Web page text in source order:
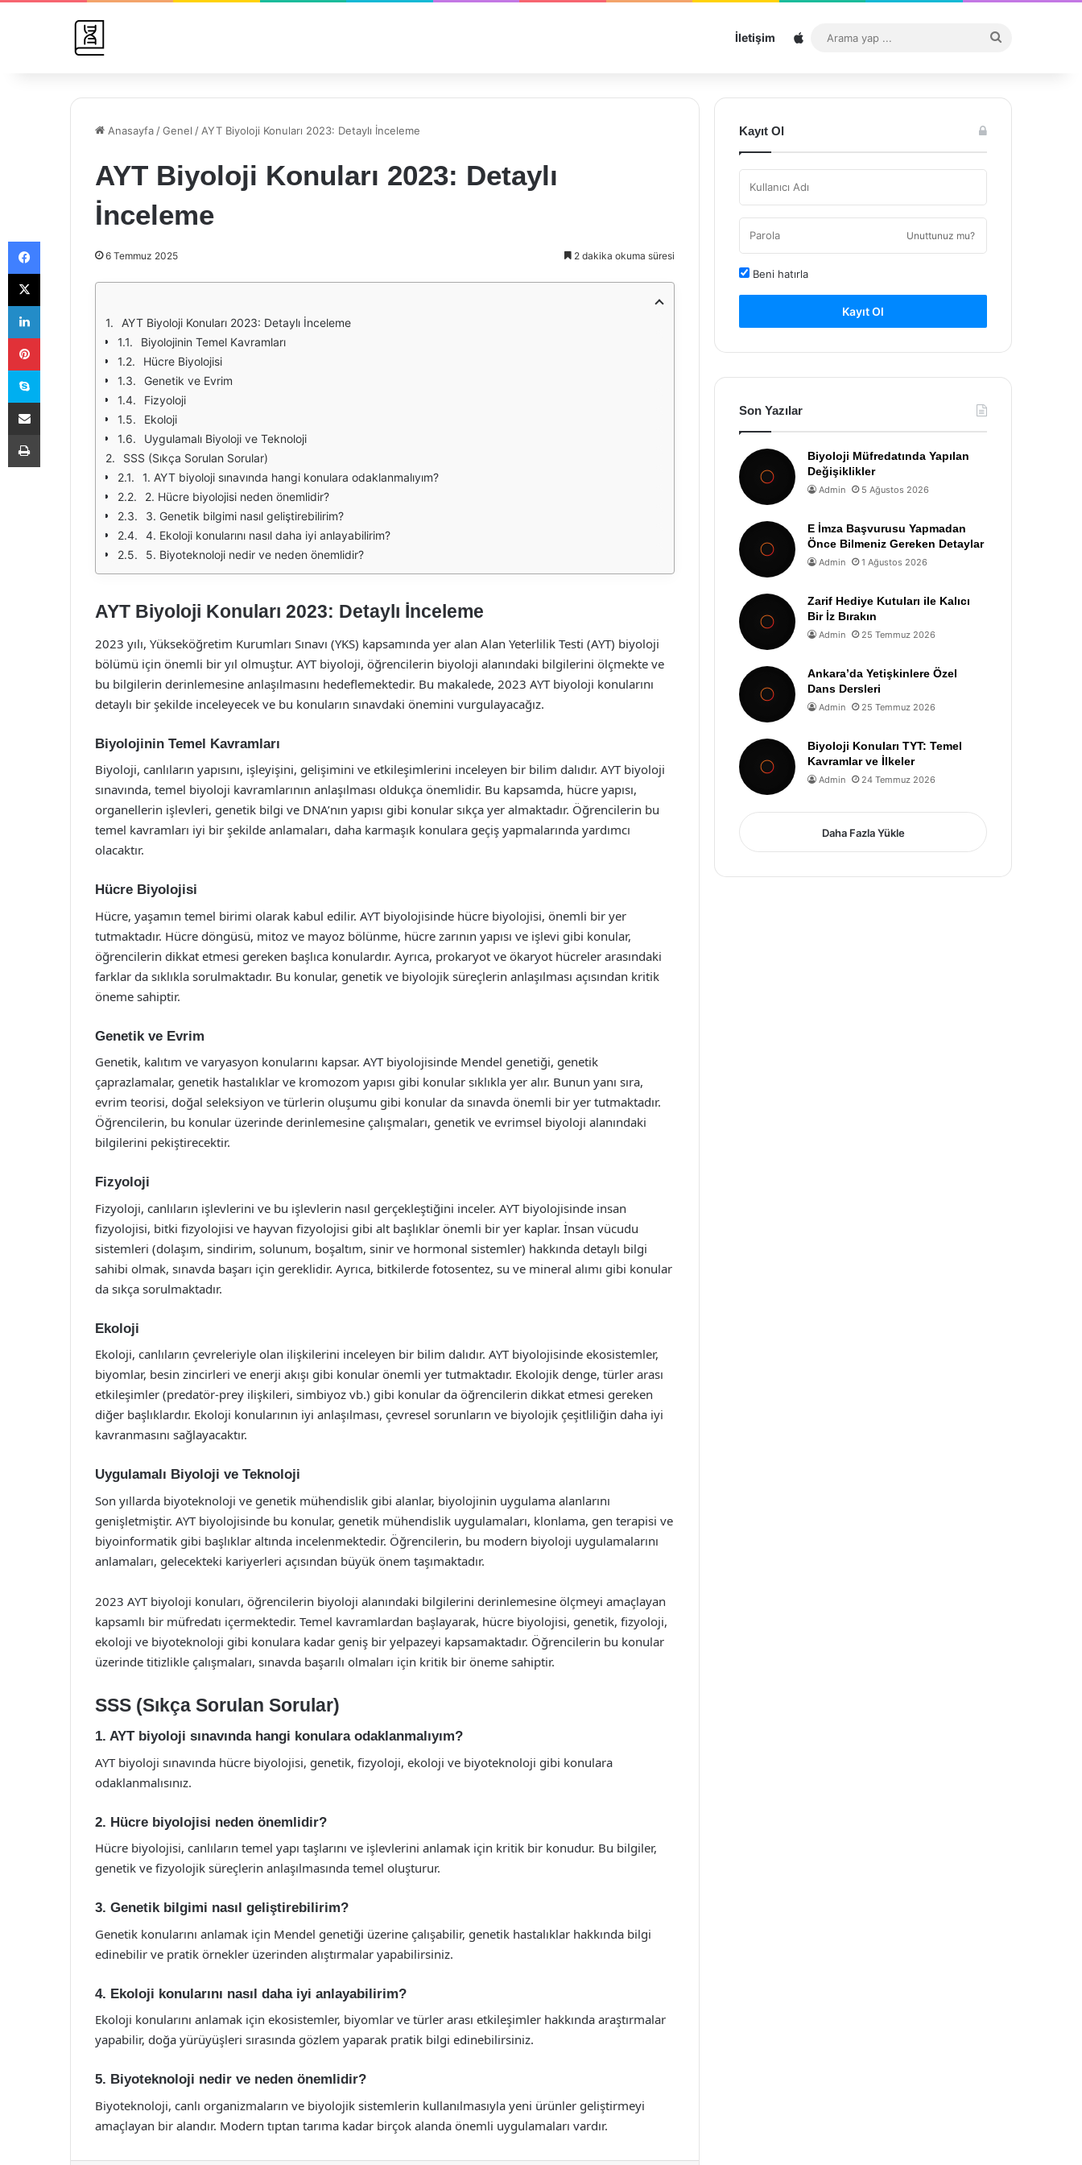
İletişim Sitemap
...
Anasayfa /Genel / AYT Biyoloji Konuları 2023: Detaylı İnceleme
AYT Biyoloji Konuları 2023: Detaylı
İnceleme
6 Temmuz 2025 2 dakika okuma süresi
AYT Biyoloji Konuları 2023: Detaylı İnceleme
Biyolojinin Temel Kavramları
Hücre Biyolojisi
Genetik ve Evrim
Fizyoloji
Ekoloji
Uygulamalı Biyoloji ve Teknoloji
SSS (Sıkça Sorulan Sorular)
1. AYT biyoloji sınavında hangi konulara odaklanmalıyım?
2. Hücre biyolojisi neden önemlidir?
3. Genetik bilgimi nasıl geliştirebilirim?
4. Ekoloji konularını nasıl daha iyi anlayabilirim?
5. Biyoteknoloji nedir ve neden önemlidir?
AYT Biyoloji Konuları 2023: Detaylı İnceleme
2023 yılı, Yükseköğretim Kurumları Sınavı (YKS) kapsamında yer alan Alan Yeterlilik Testi (AYT) biyoloji
bölümü için önemli bir yıl olmuştur. AYT biyoloji, öğrencilerin biyoloji alanındaki bilgilerini ölçmekte ve
bu bilgilerin derinlemesine anlaşılmasını hedeflemektedir. Bu makalede, 2023 AYT biyoloji konularını
detaylı bir şekilde inceleyecek ve bu konuların sınavdaki önemini vurgulayacağız.
Biyolojinin Temel Kavramları
Biyoloji, canlıların yapısını, işleyişini, gelişimini ve etkileşimlerini inceleyen bir bilim dalıdır. AYT biyoloji
sınavında, temel biyoloji kavramlarının anlaşılması oldukça önemlidir. Bu kapsamda, hücre yapısı,
organellerin işlevleri, genetik bilgi ve DNA’nın yapısı gibi konular sıkça yer almaktadır. Öğrencilerin bu
temel kavramları iyi bir şekilde anlamaları, daha karmaşık konulara geçiş yapmalarında yardımcı
olacaktır.
Hücre Biyolojisi
Hücre, yaşamın temel birimi olarak kabul edilir. AYT biyolojisinde hücre biyolojisi, önemli bir yer
tutmaktadır. Hücre döngüsü, mitoz ve mayoz bölünme, hücre zarının yapısı ve işlevi gibi konular,
öğrencilerin dikkat etmesi gereken başlıca konulardır. Ayrıca, prokaryot ve ökaryot hücreler arasındaki
farklar da sıklıkla sorulmaktadır. Bu konular, genetik ve biyolojik süreçlerin anlaşılması açısından kritik
öneme sahiptir.
Genetik ve Evrim
Genetik, kalıtım ve varyasyon konularını kapsar. AYT biyolojisinde Mendel genetiği, genetik
çaprazlamalar, genetik hastalıklar ve kromozom yapısı gibi konular sıklıkla yer alır. Bunun yanı sıra,
evrim teorisi, doğal seleksiyon ve türlerin oluşumu gibi konular da sınavda önemli bir yer tutmaktadır.
Öğrencilerin, bu konular üzerinde derinlemesine çalışmaları, genetik ve evrimsel biyoloji alanındaki
bilgilerini pekiştirecektir.
Fizyoloji
Fizyoloji, canlıların işlevlerini ve bu işlevlerin nasıl gerçekleştiğini inceler. AYT biyolojisinde insan
fizyolojisi, bitki fizyolojisi ve hayvan fizyolojisi gibi alt başlıklar önemli bir yer kaplar. İnsan vücudu
sistemleri (dolaşım, sindirim, solunum, boşaltım, sinir ve hormonal sistemler) hakkında detaylı bilgi
sahibi olmak, sınavda başarı için gereklidir. Ayrıca, bitkilerde fotosentez, su ve mineral alımı gibi konular
da sıkça sorulmaktadır.
Ekoloji
Ekoloji, canlıların çevreleriyle olan ilişkilerini inceleyen bir bilim dalıdır. AYT biyolojisinde ekosistemler,
biyomlar, besin zincirleri ve enerji akışı gibi konular önemli yer tutmaktadır. Ekolojik denge, türler arası
etkileşimler (predatör-prey ilişkileri, simbiyoz vb.) gibi konular da öğrencilerin dikkat etmesi gereken
diğer başlıklardır. Ekoloji konularının iyi anlaşılması, çevresel sorunların ve biyolojik çeşitliliğin daha iyi
kavranmasını sağlayacaktır.
Uygulamalı Biyoloji ve Teknoloji
Son yıllarda biyoteknoloji ve genetik mühendislik gibi alanlar, biyolojinin uygulama alanlarını
genişletmiştir. AYT biyolojisinde bu konular, genetik mühendislik uygulamaları, klonlama, gen terapisi ve
biyoinformatik gibi başlıklar altında incelenmektedir. Öğrencilerin, bu modern biyoloji uygulamalarını
anlamaları, gelecekteki kariyerleri açısından büyük önem taşımaktadır.
2023 AYT biyoloji konuları, öğrencilerin biyoloji alanındaki bilgilerini derinlemesine ölçmeyi amaçlayan
kapsamlı bir müfredatı içermektedir. Temel kavramlardan başlayarak, hücre biyolojisi, genetik, fizyoloji,
ekoloji ve biyoteknoloji gibi konulara kadar geniş bir yelpazeyi kapsamaktadır. Öğrencilerin bu konular
üzerinde titizlikle çalışmaları, sınavda başarılı olmaları için kritik bir öneme sahiptir.
SSS (Sıkça Sorulan Sorular)
1. AYT biyoloji sınavında hangi konulara odaklanmalıyım?
AYT biyoloji sınavında hücre biyolojisi, genetik, fizyoloji, ekoloji ve biyoteknoloji gibi konulara
odaklanmalısınız.
2. Hücre biyolojisi neden önemlidir?
Hücre biyolojisi, canlıların temel yapı taşlarını ve işlevlerini anlamak için kritik bir konudur. Bu bilgiler,
genetik ve fizyolojik süreçlerin anlaşılmasında temel oluşturur.
3. Genetik bilgimi nasıl geliştirebilirim?
Genetik konularını anlamak için Mendel genetiği üzerine çalışabilir, genetik hastalıklar hakkında bilgi
edinebilir ve pratik örnekler üzerinden alıştırmalar yapabilirsiniz.
4. Ekoloji konularını nasıl daha iyi anlayabilirim?
Ekoloji konularını anlamak için ekosistemler, biyomlar ve türler arası etkileşimler hakkında araştırmalar
yapabilir, doğa yürüyüşleri sırasında gözlem yaparak pratik bilgi edinebilirsiniz.
5. Biyoteknoloji nedir ve neden önemlidir?
Biyoteknoloji, canlı organizmaların ve biyolojik sistemlerin kullanılmasıyla yeni ürünler geliştirmeyi
amaçlayan bir alandır. Modern tıptan tarıma kadar birçok alanda önemli uygulamaları vardır.
Kayıt Ol
Unuttunuz mu?
Beni hatırla
Kayıt Ol
Son Yazılar
Biyoloji Müfredatında Yapılan
Değişiklikler
Admin 5 Ağustos 2026
E İmza Başvurusu Yapmadan
Önce Bilmeniz Gereken Detaylar
Admin 1 Ağustos 2026
Zarif Hediye Kutuları ile Kalıcı
Bir İz Bırakın
Admin 25 Temmuz 2026
Ankara’da Yetişkinlere Özel
Dans Dersleri
Admin 25 Temmuz 2026
Biyoloji Konuları TYT: Temel
Kavramlar ve İlkeler
Admin 24 Temmuz 2026
Daha Fazla Yükle
Facebook
X
LinkedIn
Pinterest
Skype
E-Posta ile paylaş